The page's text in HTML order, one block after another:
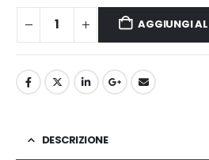
AGGIUNGI
DESCRIZIONE